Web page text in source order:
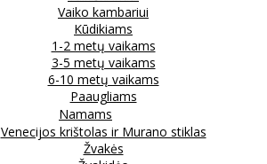
Vaiko kambariui
Kūdikiams
1-2 metų vaikams
3-5 metų vaikams
6-10 metų vaikams
Paaugliams
Namams
Venecijos krištolas ir Murano stiklas
Žvakės